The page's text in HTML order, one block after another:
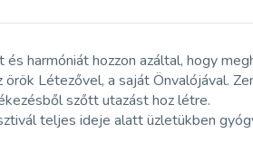
harmóniát hozzon azáltal, hogy
Létezővel, a saját Önvalójával.
szőtt utazást hoz létre.
teljes ideje alatt üzletükben